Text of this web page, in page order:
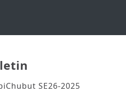
SE26-2025